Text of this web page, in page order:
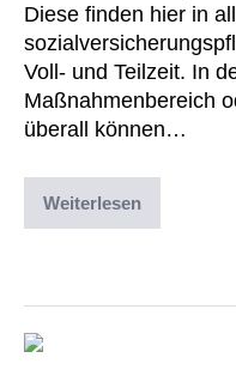
Diese finden hier in
Voll- und Teilzeit. In
Maßnahmenbereich
überall können…
Weiterlesen